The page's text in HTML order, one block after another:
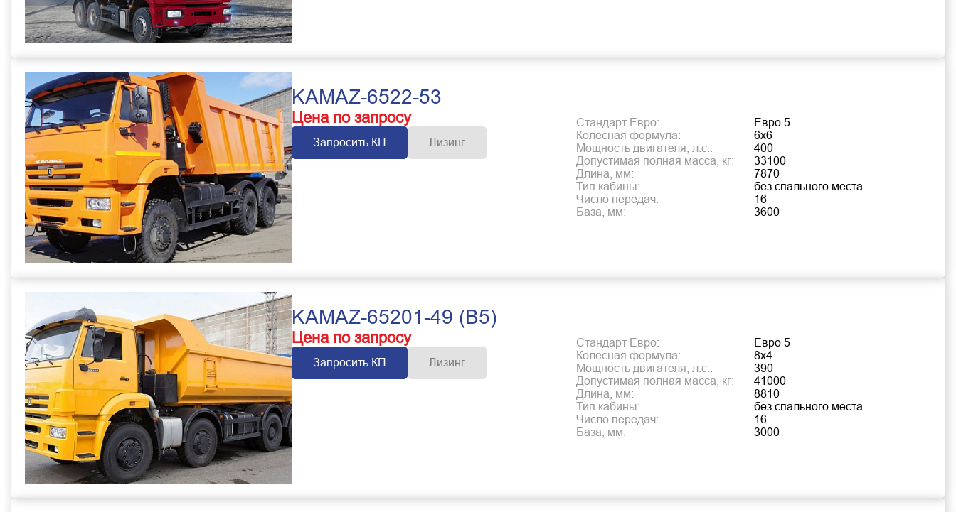
KAMAZ-6522-53
Цена по запросу
Запросить КП Лизинг
Стандарт Евро:
Евро 5
Колесная формула:
6х6
Мощность двигателя, л.с.:
400
Допустимая полная масса, кг:
33100
Длина, мм:
7870
Тип кабины:
без спального места
Число передач:
16
База, мм:
3600
KAMAZ-65201-49 (B5)
Цена по запросу
Запросить КП Лизинг
Стандарт Евро:
Евро 5
Колесная формула:
8х4
Мощность двигателя, л.с.:
390
Допустимая полная масса, кг:
41000
Длина, мм:
8810
Тип кабины:
без спального места
Число передач:
16
База, мм:
3000